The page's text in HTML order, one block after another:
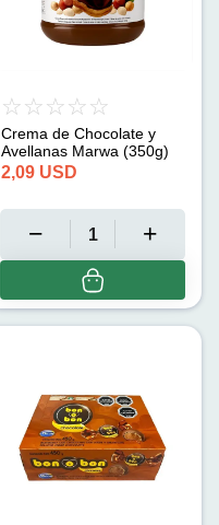
Crema de Chocolate y
Avellanas Marwa (350g)
2,09 USD